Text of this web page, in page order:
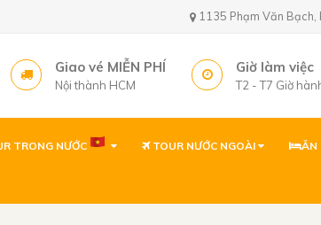
1135 Phạm Văn Bạch,
Giao vé MIỄN PHÍ
Nội thành HCM
Giờ làm việc
T2 - T7 Giờ
Văn phòng ( gần sân Golf)
TRONG NƯỚC TOUR NƯỚC NGOÀI ĂN